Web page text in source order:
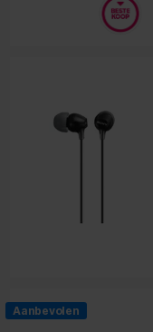
Aanbevolen